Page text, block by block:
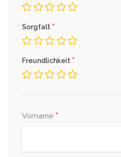
Sorgfalt *
Freundlichkeit *
Vorname *